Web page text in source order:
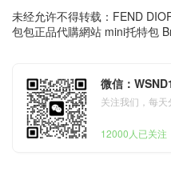
未经允许不得转载： FEND
包包正品代購網站 mini托特包
微信：
关注我们，每天
12000人已关注